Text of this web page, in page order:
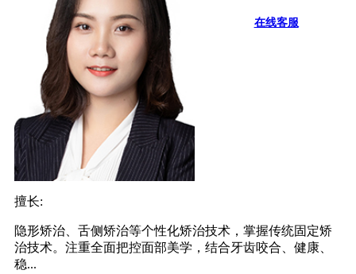
在线客服
擅长:
隐形矫治、舌侧矫治等个性化矫治技术，掌握传统固定矫
治技术。注重全面把控面部美学，结合牙齿咬合、健康、
稳...